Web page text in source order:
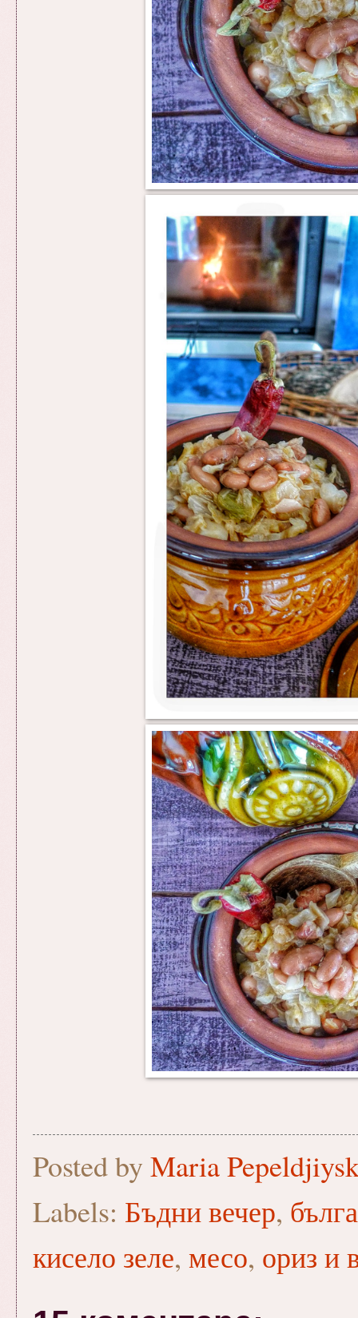
Posted by Maria
Labels: Бъдни вечер,
кисело зеле, месо, ориз и